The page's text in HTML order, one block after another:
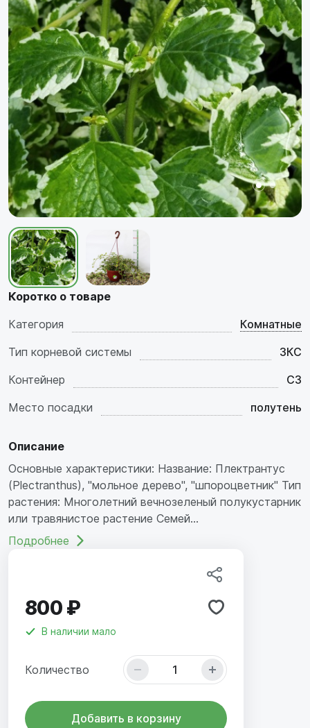
Коротко о товаре
Категория
Комнатные
Тип корневой системы
ЗКС
Контейнер
C3
Место посадки
полутень
Описание
Основные характеристики: Название: Плектрантус
(Plectranthus), "мольное дерево", "шпороцветник" Тип
растения: Многолетний вечнозеленый полукустарник
или травянистое растение Семей...
Подробнее
800 ₽
В наличии мало
Количество
Добавить в корзину